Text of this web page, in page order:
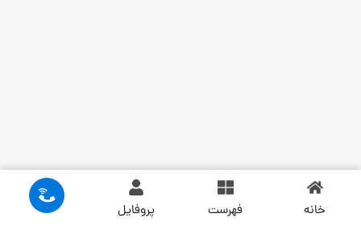
خانه فهرست پروفایل